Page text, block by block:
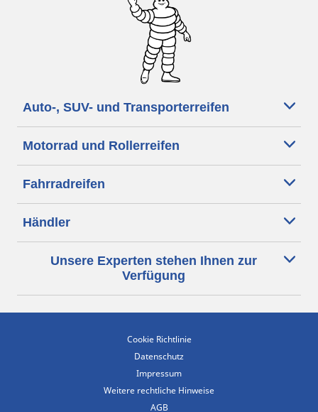
Auto-, SUV- und Transporterreifen
Motorrad und Rollerreifen
Fahrradreifen
Händler
Unsere Experten stehen Ihnen zur
Verfügung
Cookie Richtlinie
Datenschutz
Impressum
Weitere rechtliche Hinweise
AGB